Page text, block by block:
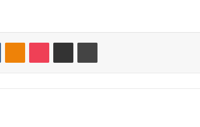
VKontakteOdnoklassniki
Pocket Share via Email Print